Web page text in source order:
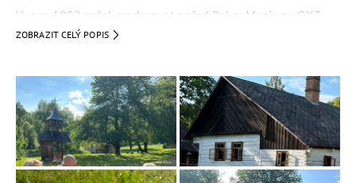
V roce 1992 začal moderovat pořad Poker Music na OK3
(třetí program Československé televize). V roce 1994 se stal
Od roku 1994 je moderátorem pořadu Snídaně s Novou.
V září 2022 přišla redakce eXtra.cz s informací, že má být
součástíjedné ze tří moderátorských dvojic připravované
Víkendové Snídaně s Novou.
ZOBRAZIT CELÝ POPIS